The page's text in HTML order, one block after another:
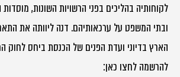
לקוחותיה בהליכים בפני הרשויות השונות, מוסדות
ובתי המשפט על ערכאותיהם. דנה ליוותה את
הארץ בדיוני ועדת הפנים של הכנסת ביחס לחוק
להרשמה לחצו כאן: